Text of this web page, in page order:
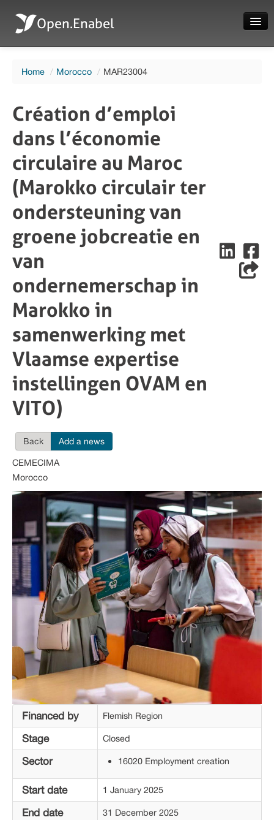
Open.Enabel
Projects
News
Evaluations
Login
Home / Morocco / MAR23004
Création d’emploi
dans l’économie
circulaire au Maroc
(Marokko circulair ter
ondersteuning van
groene jobcreatie en
van
ondernemerschap in
Marokko in
samenwerking met
Vlaamse expertise
instellingen OVAM en
VITO)
Back Add a news
CEMECIMA
Morocco
Financed by Flemish Region
Stage Closed
Sector 16020 Employment creation
Start date 1 January 2025
End date 31 December 2025